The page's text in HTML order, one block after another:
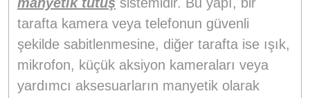
tarafta kamera veya telefonun güvenli
şekilde sabitlenmesine, diğer tarafta ise ışık,
mikrofon, küçük aksiyon kameraları veya
yardımcı aksesuarların manyetik olarak